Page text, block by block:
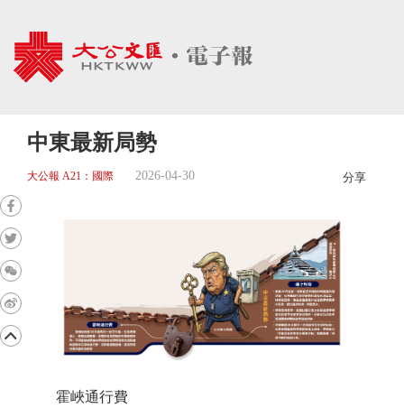
中東最新局勢
大公報 A21：國際 2026-04-30 分享
霍峽通行費